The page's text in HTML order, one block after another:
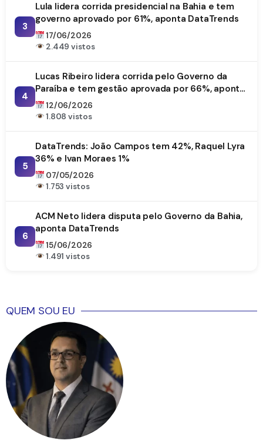
3
Lula lidera corrida presidencial na Bahia e tem
governo aprovado por 61%, aponta DataTrends
17/06/2026
2.449 vistos
4
Lucas Ribeiro lidera corrida pelo Governo da
Paraíba e tem gestão aprovada por 66%, aponta
DataTrends
12/06/2026
1.808 vistos
5
DataTrends: João Campos tem 42%, Raquel Lyra
36% e Ivan Moraes 1%
07/05/2026
1.753 vistos
6
ACM Neto lidera disputa pelo Governo da Bahia,
aponta DataTrends
15/06/2026
1.491 vistos
QUEM SOU EU